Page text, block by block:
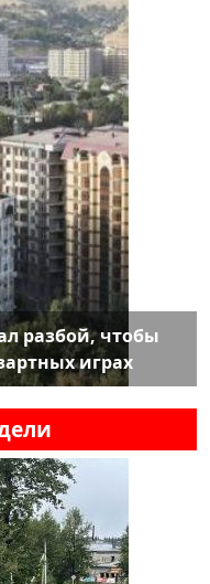
разбой, чтобы
играх